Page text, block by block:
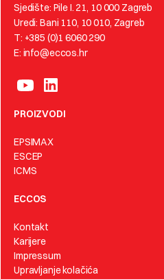
Sjedište: Pile I. 21, 10 000 Zagreb
Uredi: Bani 110, 10 010, Zagreb
T: +385 (0)1 6060 290
E: info@eccos.hr
PROIZVODI
EPSIMAX
ESCEP
ICMS
ECCOS
Kontakt
Karijere
Impressum
Upravljanje kolačića